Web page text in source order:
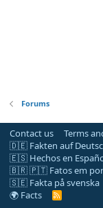
Forums
Contact us Terms
🇩🇪 Fakten auf
🇪🇸 Hechos en
🇧🇷 🇵🇹 Fatos em
🇸🇪 Fakta på svenska
🌍 Facts
R